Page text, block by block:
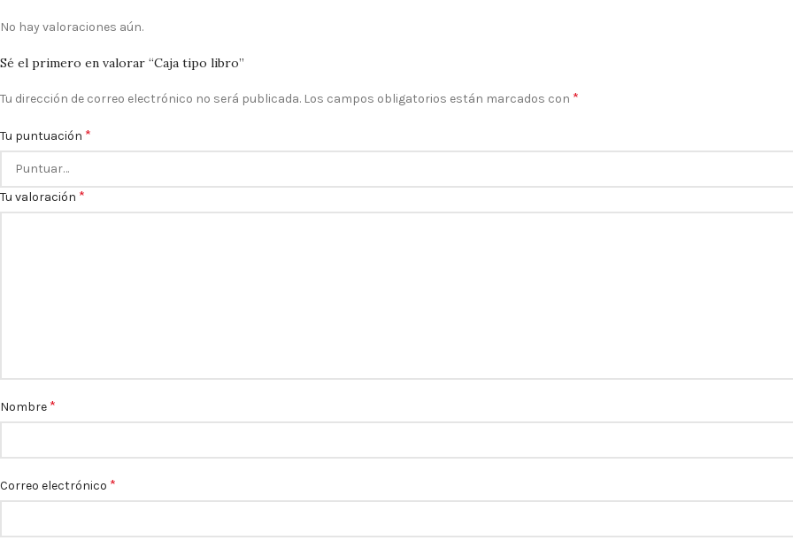
No hay valoraciones aún.
Sé el primero en valorar “Caja tipo libro”
Tu dirección de correo electrónico no será publicada. Los campos obligatorios están marcados con *
Tu puntuación *
Tu valoración *
Nombre *
Correo electrónico *